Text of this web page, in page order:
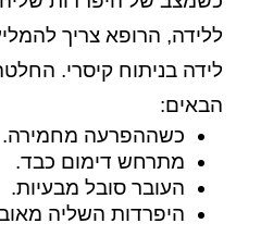
ללידה, הרופא צריך
לידה בניתוח קיסרי.
הבאים:
כשההפרעה מחמירה.
מתרחש דימום כבד.
העובר סובל מבעיות.
היפרדות השליה